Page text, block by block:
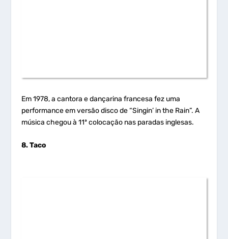
Em 1978, a cantora e dançarina francesa fez uma
performance em versão disco de “Singin’ in the Rain”. A
música chegou à 11ª colocação nas paradas inglesas.
8. Taco